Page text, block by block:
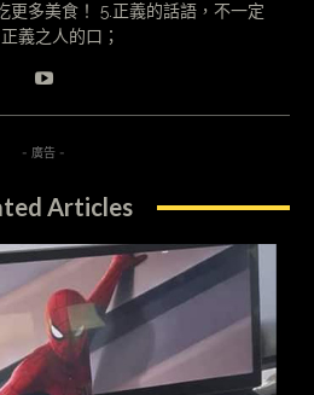
更多美食！ 5.正義的話語，不一定
義之人的口；
- 廣告 -
Articles